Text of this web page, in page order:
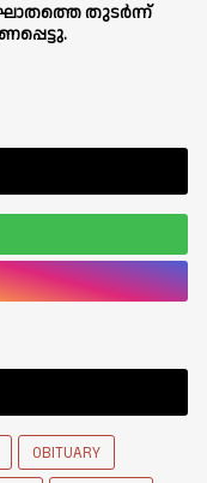
തുടർന്ന്
OBITUARY